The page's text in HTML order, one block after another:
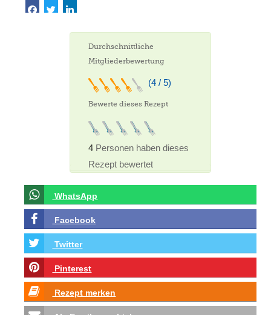
Durchschnittliche
Mitgliederbewertung
(4 / 5)
Bewerte dieses Rezept
4 Personen haben dieses
Rezept bewertet
WhatsApp
Facebook
Twitter
Pinterest
Rezept merken